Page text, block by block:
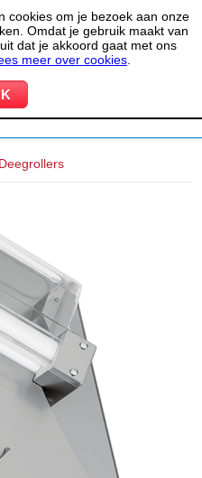
cookies om je bezoek aan onze
Omdat je gebruik maakt van
dat je akkoord gaat met ons
meer over cookies
WINKELWAGEN
Deegrollers